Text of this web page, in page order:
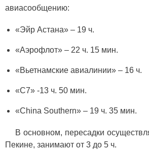
авиасообщению:
«Эйр Астана» – 19 ч.
«Аэрофлот» – 22 ч. 15 мин.
«Вьетнамские авиалинии» – 16 ч.
«С7» -13 ч. 50 мин.
«China Southern» – 19 ч. 35 мин.
В основном, пересадки
Пекине, занимают от 3 до 5 ч.